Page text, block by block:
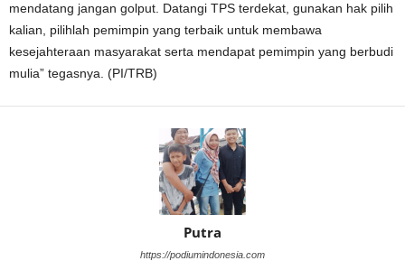
mendatang jangan golput. Datangi TPS terdekat, gunakan hak pilih
kalian, pilihlah pemimpin yang terbaik untuk mem­bawa
kesejahteraan masyarakat serta mendapat pemimpin yang berbudi
mulia” tegasnya. (PI/TRB)
Putra
https://podiumindonesia.com